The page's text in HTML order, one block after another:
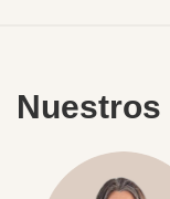
Nuestros